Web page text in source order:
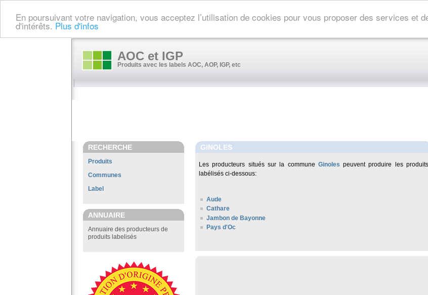
En poursuivant votre navigation, vous acceptez l’utilisation de cookies pour vous proposer des services et
d'intérêts. Plus d'infos
AOC et IGP
Produits avec les labels AOC, AOP, IGP, etc
RECHERCHE
Produits
Communes
Label
ANNUAIRE
Annuaire des producteurs de
produits labelisés
GINOLES
Les producteurs situés sur la commune Ginoles peuvent produire les produits
labélisés ci-dessous:
Aude
Cathare
Jambon de Bayonne
Pays d'Oc